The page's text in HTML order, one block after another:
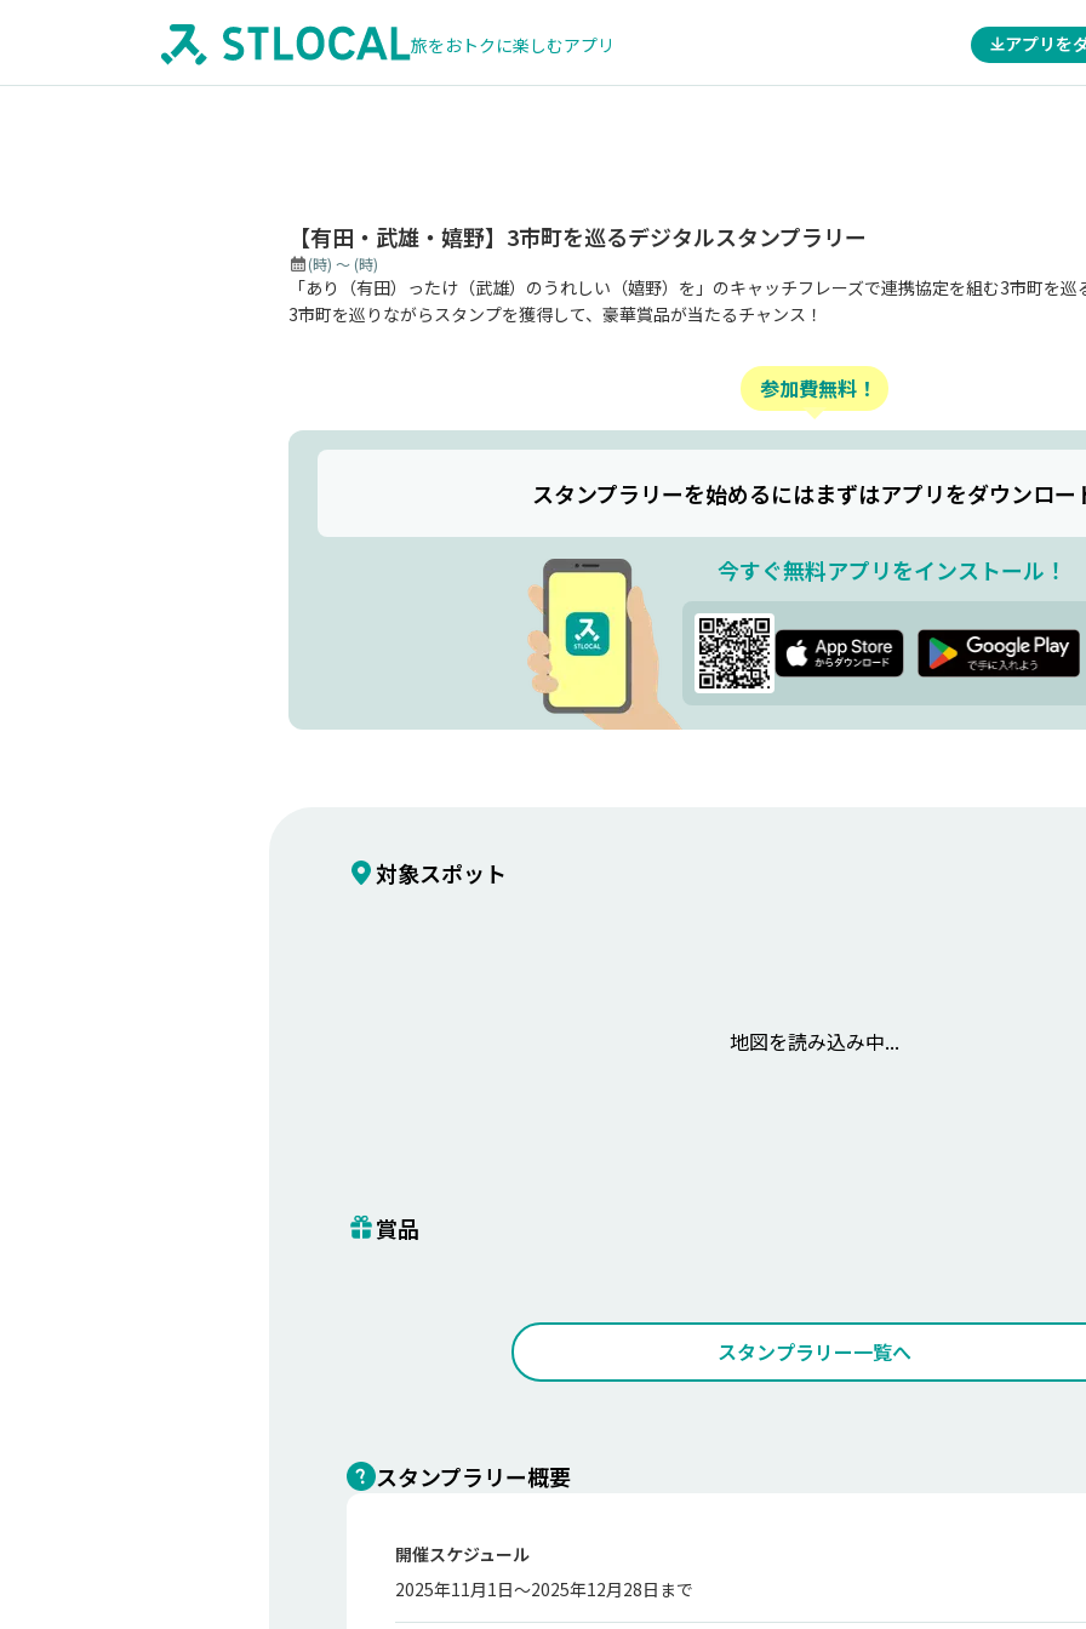
旅をおトクに楽しむアプリ アプリを
【有田・武雄・嬉野】3市町を巡るデジタルスタンプラリー
(時) ～ (時)
「あり（有田）ったけ（武雄）のうれしい（嬉野）を」のキャッチフレーズで連携協定を組む3市町を巡
3市町を巡りながらスタンプを獲得して、豪華賞品が当たるチャンス！
参加費無料！
スタンプラリーを始めるにはまずはアプリをダウンロー
今すぐ無料アプリをインストール！
対象スポット
地図を読み込み中...
賞品
スタンプラリー一覧へ
スタンプラリー概要
開催スケジュール
2025年11月1日～2025年12月28日まで